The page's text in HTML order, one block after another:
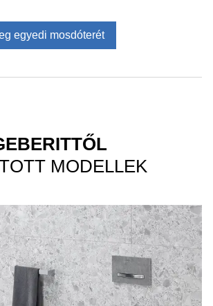
egyedi mosdóterét
MODELLEK